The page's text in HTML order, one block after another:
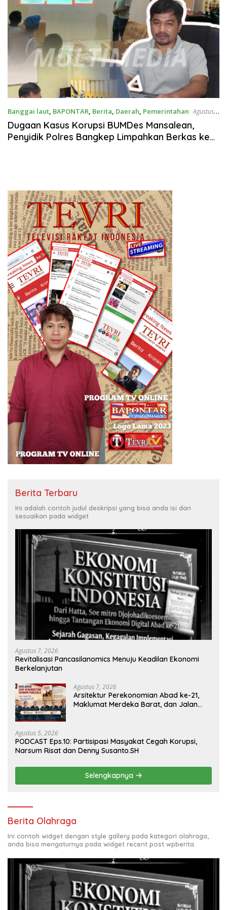
Banggai laut, BAPONTAR, Berita, Daerah, Pemerintahan Agustus
1, 2025
Dugaan Kasus Korupsi BUMDes Mansalean,
Penyidik Polres Bangkep Limpahkan Berkas ke
Berita Terbaru
Ini adalah contoh judul deskripsi yang bisa anda isi dan
sesuaikan pada widget
Agustus 7, 2026
Revitalisasi Pancasilanomics Menuju Keadilan Ekonomi
Berkelanjutan
Agustus 7, 2026
Arsitektur Perekonomian Abad ke-21,
Maklumat Merdeka Barat, dan Jalan
Agustus 5, 2026
PODCAST Eps.10: Partisipasi Masyakat Cegah Korupsi,
Narsum Risat dan Denny Susanto.SH
Selengkapnya
Berita Olahraga
Ini contoh widget dengan style gallery pada kategori olahraga,
anda bisa mengaturnya pada widget recent post wpberita.